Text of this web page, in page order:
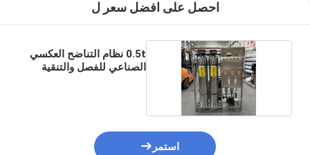
احصل على افضل سعر ل
0.5t نظام التناضح العكسي
الصناعي للفصل والتنقية
استمر